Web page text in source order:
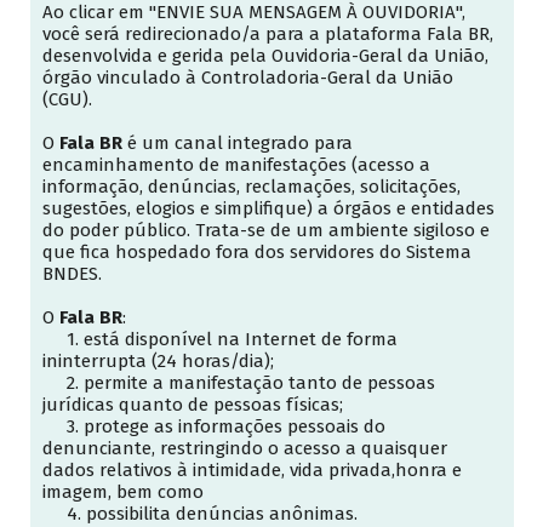
Ao clicar em "ENVIE SUA MENSAGEM À OUVIDORIA",
você será redirecionado/a para a plataforma Fala BR,
desenvolvida e gerida pela Ouvidoria-Geral da União,
órgão vinculado à Controladoria-Geral da União
(CGU).
O Fala BRé um canal integrado para
encaminhamento de manifestações (acesso a
informação, denúncias, reclamações, solicitações,
sugestões, elogios e simplifique) a órgãos e entidades
do poder público. Trata-se de um ambiente sigiloso e
que fica hospedado fora dos servidores do Sistema
BNDES.
O Fala BR:
1. está disponível na Internet de forma
ininterrupta (24 horas/dia);
2. permite a manifestação tanto de pessoas
jurídicas quanto de pessoas físicas;
3. protege as informações pessoais do
denunciante, restringindo o acesso a quaisquer
dados relativos à intimidade, vida privada,honra e
imagem, bem como
4. possibilita denúncias anônimas.